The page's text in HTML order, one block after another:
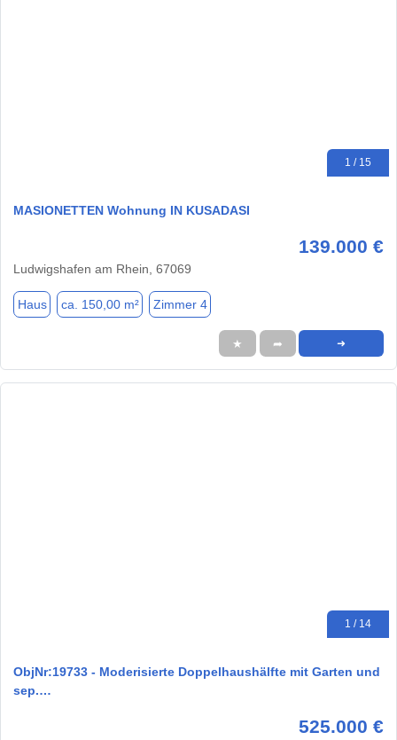
1 / 15
MASIONETTEN Wohnung IN KUSADASI
139.000 €
Ludwigshafen am Rhein, 67069
Haus ca. 150,00 m² Zimmer 4
★ ➦ ➜
1 / 14
ObjNr:19733 - Moderisierte Doppelhaushälfte mit Garten und
sep.…
525.000 €